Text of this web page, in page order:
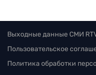
Выходные данные СМИ
Пользовательское
Политика обработки